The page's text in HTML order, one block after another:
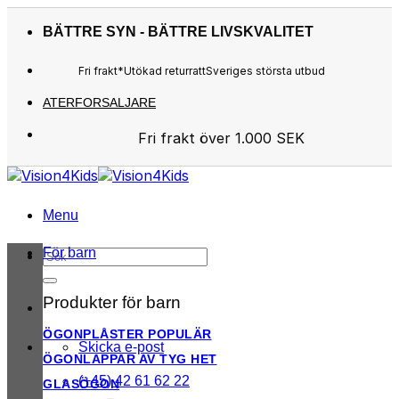
BÄTTRE SYN - BÄTTRE LIVSKVALITET
Fri frakt*Utökad returrattSveriges största utbud
ATERFORSALJARE
Fri frakt över 1.000 SEK
Kunderna älskar oss
Utökad returratt
Sveriges största utbud
Menu
Sök
Skicka e-post
(+45) 42 61 62 22
För barn
Produkter för barn
ÖGONPLÅSTER
ÖGONLAPPAR AV TYG
GLASÖGON